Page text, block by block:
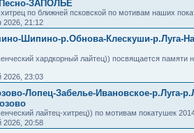
ЗАПОЛЬЕ
по ближней псковской по мотивам наших
2026, 21:12
Шипино-р.Обнова-Клескуши-р.Луга-
хардкорный лайтец)) посвящается памяти
2026, 23:03
Лопец-Забелье-Ивановское-р.Луга-
лайтец-хитрец)) по мотивам покатушек
2026, 20:58